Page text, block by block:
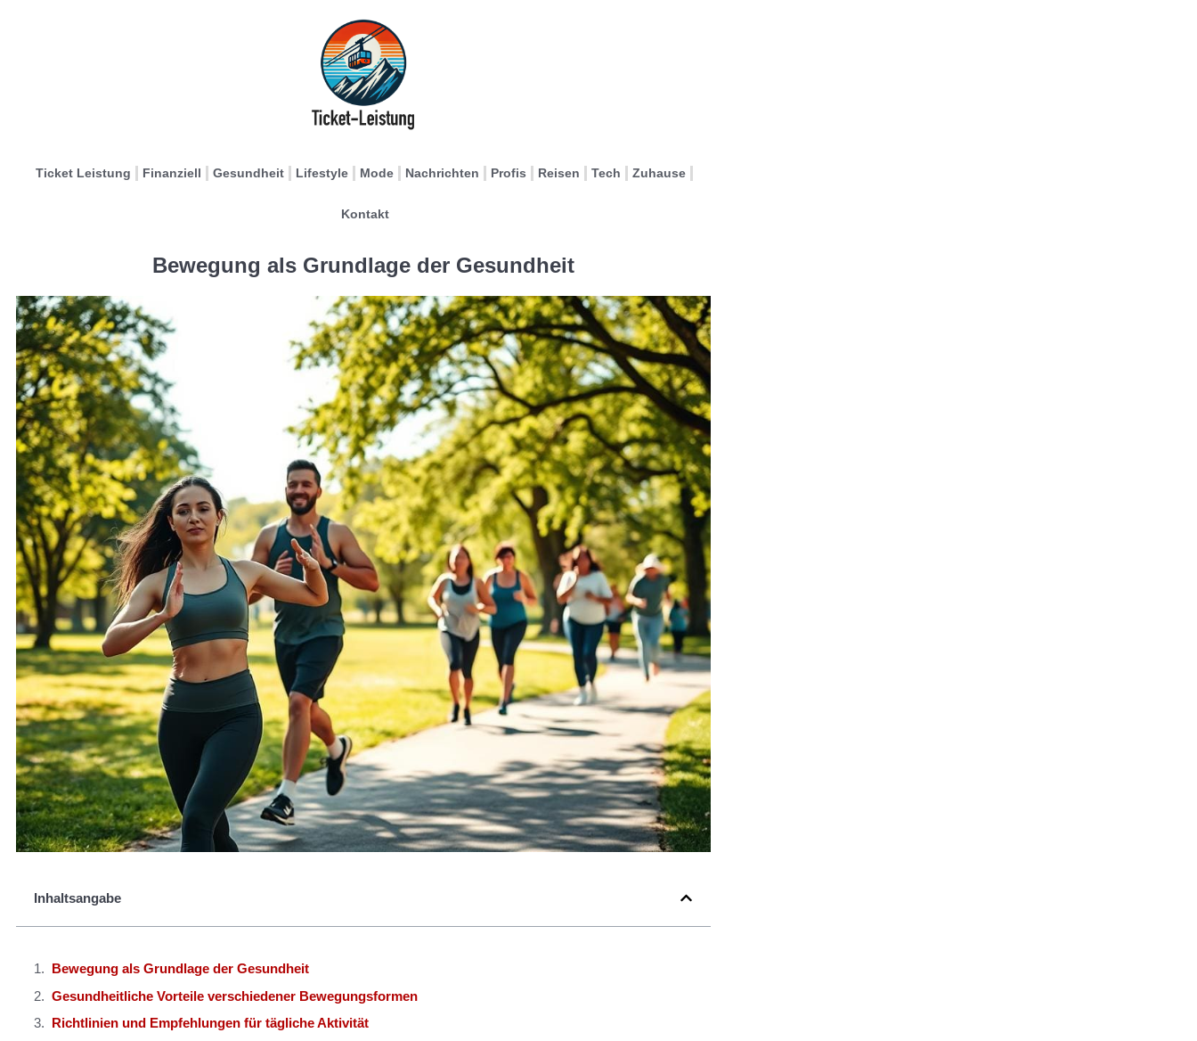
Ticket Leistung Finanziell Gesundheit Lifestyle Mode Nachrichten Profis Reisen Tech Zuhause
Kontakt
Bewegung als Grundlage der Gesundheit
Inhaltsangabe
Bewegung als Grundlage der Gesundheit
Gesundheitliche Vorteile verschiedener Bewegungsformen
Richtlinien und Empfehlungen für tägliche Aktivität